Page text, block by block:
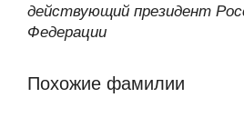
действующий президент
Федерации
Похожие фамилии